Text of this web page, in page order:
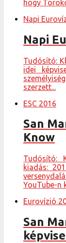
hogy
Napi
Napi
Tudósító:
idei
szerzett...
ESC 2016
San
Know
Tudósító:
kiadás:
YouTube-n
Eurovízió
San